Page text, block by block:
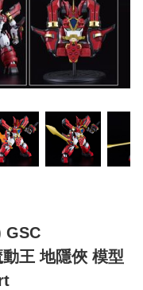
GSC
王 地隱俠 模型